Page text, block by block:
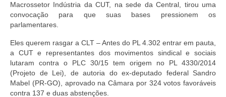
Macrossetor Indústria da CUT, na sede da Central, tirou uma
convocação para que suas bases pressionem os
parlamentares.
Eles querem rasgar a CLT – Antes do PL 4.302 entrar em pauta,
a CUT e representantes dos movimentos sindical e sociais
lutaram contra o PLC 30/15 tem origem no PL 4330/2014
(Projeto de Lei), de autoria do ex-deputado federal Sandro
Mabel (PR-GO), aprovado na Câmara por 324 votos favoráveis
contra 137 e duas abstenções.